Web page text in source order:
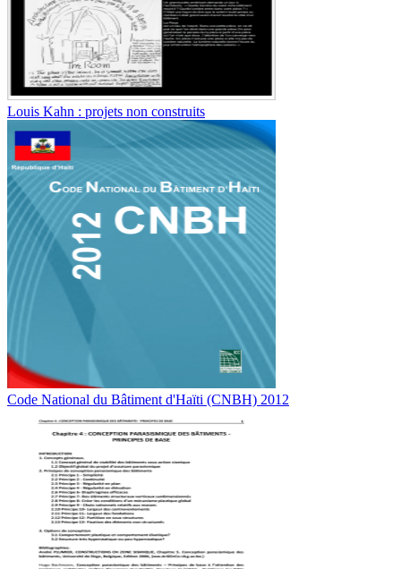
Louis Kahn : projets non construits
Code National du Bâtiment d'Haïti (CNBH) 2012